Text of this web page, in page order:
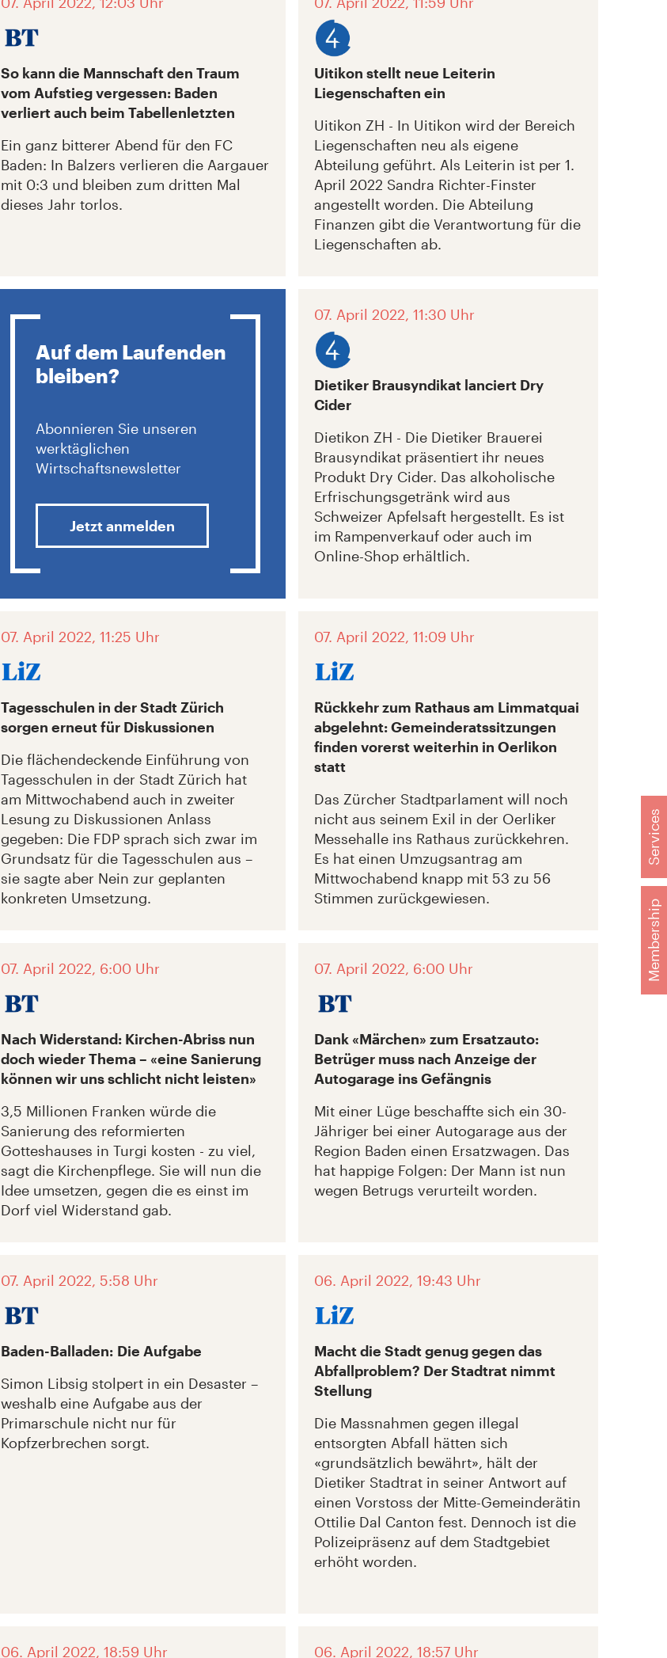
Membership
Services
So kann die Mannschaft den Traum
vom Aufstieg vergessen: Baden
verliert auch beim Tabellenletzten
Ein ganz bitterer Abend für den FC
Baden: In Balzers verlieren die Aargauer
mit 0:3 und bleiben zum dritten Mal
dieses Jahr torlos.
Uitikon stellt neue Leiterin
Liegenschaften ein
Uitikon ZH - In Uitikon wird der Bereich
Liegenschaften neu als eigene
Abteilung geführt. Als Leiterin ist per 1.
April 2022 Sandra Richter-Finster
angestellt worden. Die Abteilung
Finanzen gibt die Verantwortung für die
Liegenschaften ab.
Auf dem Laufenden
bleiben?
Abonnieren Sie unseren
werktäglichen
Wirtschaftsnewsletter
Jetzt anmelden
07. April 2022, 11:30 Uhr
Dietiker Brausyndikat lanciert Dry
Cider
Dietikon ZH - Die Dietiker Brauerei
Brausyndikat präsentiert ihr neues
Produkt Dry Cider. Das alkoholische
Erfrischungsgetränk wird aus
Schweizer Apfelsaft hergestellt. Es ist
im Rampenverkauf oder auch im
Online-Shop erhältlich.
07. April 2022, 11:25 Uhr
Tagesschulen in der Stadt Zürich
sorgen erneut für Diskussionen
Die flächendeckende Einführung von
Tagesschulen in der Stadt Zürich hat
am Mittwochabend auch in zweiter
Lesung zu Diskussionen Anlass
gegeben: Die FDP sprach sich zwar im
Grundsatz für die Tagesschulen aus –
sie sagte aber Nein zur geplanten
konkreten Umsetzung.
07. April 2022, 11:09 Uhr
Rückkehr zum Rathaus am Limmatquai
abgelehnt: Gemeinderatssitzungen
finden vorerst weiterhin in Oerlikon
statt
Das Zürcher Stadtparlament will noch
nicht aus seinem Exil in der Oerliker
Messehalle ins Rathaus zurückkehren.
Es hat einen Umzugsantrag am
Mittwochabend knapp mit 53 zu 56
Stimmen zurückgewiesen.
07. April 2022, 6:00 Uhr
Nach Widerstand: Kirchen-Abriss nun
doch wieder Thema – «eine Sanierung
können wir uns schlicht nicht leisten»
3,5 Millionen Franken würde die
Sanierung des reformierten
Gotteshauses in Turgi kosten - zu viel,
sagt die Kirchenpflege. Sie will nun die
Idee umsetzen, gegen die es einst im
Dorf viel Widerstand gab.
07. April 2022, 6:00 Uhr
Dank «Märchen» zum Ersatzauto:
Betrüger muss nach Anzeige der
Autogarage ins Gefängnis
Mit einer Lüge beschaffte sich ein 30-
Jähriger bei einer Autogarage aus der
Region Baden einen Ersatzwagen. Das
hat happige Folgen: Der Mann ist nun
wegen Betrugs verurteilt worden.
07. April 2022, 5:58 Uhr
Baden-Balladen: Die Aufgabe
Simon Libsig stolpert in ein Desaster –
weshalb eine Aufgabe aus der
Primarschule nicht nur für
Kopfzerbrechen sorgt.
06. April 2022, 19:43 Uhr
Macht die Stadt genug gegen das
Abfallproblem? Der Stadtrat nimmt
Stellung
Die Massnahmen gegen illegal
entsorgten Abfall hätten sich
«grundsätzlich bewährt», hält der
Dietiker Stadtrat in seiner Antwort auf
einen Vorstoss der Mitte-Gemeinderätin
Ottilie Dal Canton fest. Dennoch ist die
Polizeipräsenz auf dem Stadtgebiet
erhöht worden.
06. April 2022, 18:59 Uhr 06. April 2022, 18:57 Uhr